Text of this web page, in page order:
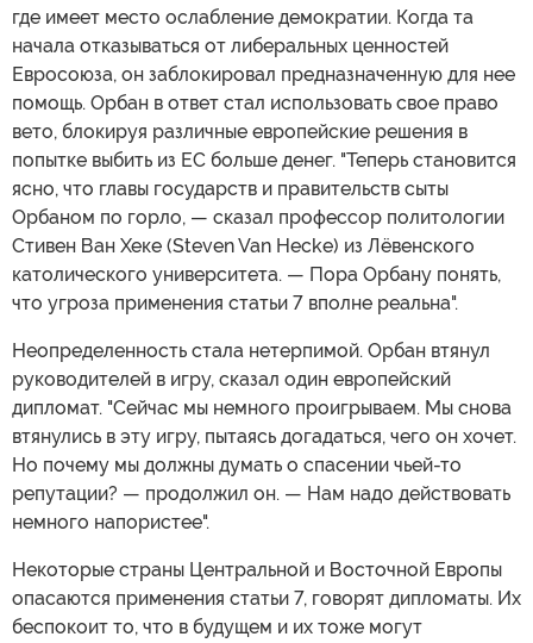
где имеет место ослабление демократии. Когда та
начала отказываться от либеральных ценностей
Евросоюза, он заблокировал предназначенную для нее
помощь. Орбан в ответ стал использовать свое право
вето, блокируя различные европейские решения в
попытке выбить из ЕС больше денег. "Теперь становится
ясно, что главы государств и правительств сыты
Орбаном по горло, — сказал профессор политологии
Стивен Ван Хеке (Steven Van Hecke) из Лёвенского
католического университета. — Пора Орбану понять,
что угроза применения статьи 7 вполне реальна".
Неопределенность стала нетерпимой. Орбан втянул
руководителей в игру, сказал один европейский
дипломат. "Сейчас мы немного проигрываем. Мы снова
втянулись в эту игру, пытаясь догадаться, чего он хочет.
Но почему мы должны думать о спасении чьей-то
репутации? — продолжил он. — Нам надо действовать
немного напористее".
Некоторые страны Центральной и Восточной Европы
опасаются применения статьи 7, говорят дипломаты. Их
беспокоит то, что в будущем и их тоже могут